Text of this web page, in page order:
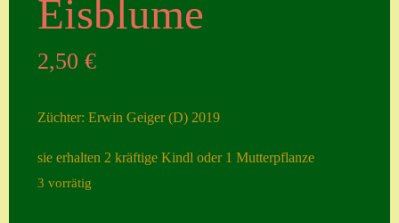
ngen
Eisblume
2,50€
Züchter: Erwin Geiger (D) 2019
sie erhalten 2 kräftige Kindl oder 1 Mutterpflanze
3 vorrätig